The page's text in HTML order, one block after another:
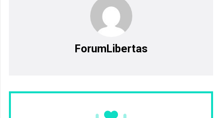
ForumLibertas